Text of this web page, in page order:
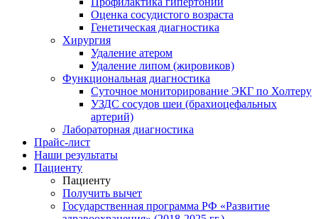
Оценка сосудистого возраста
Генетическая диагностика
Хирургия
Удаление атером
Удаление липом (жировиков)
Функциональная диагностика
Суточное мониторирование ЭКГ по Холтеру
УЗДС сосудов шеи (брахиоцефальных
артерий)
Лабораторная диагностика
Прайс-лист
Наши результаты
Пациенту
Пациенту
Получить вычет
Государственная программа РФ «Развитие